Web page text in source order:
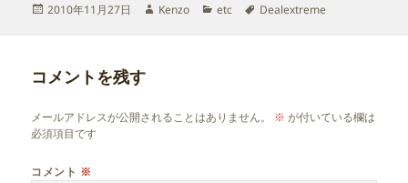
投
2010年11月27日
作
Kenzo
カ
etc
タ
Dealextreme
コメントを残す
メールアドレスが公開されることはありません。 ※ が付いている欄は
必須項目です
コメント ※